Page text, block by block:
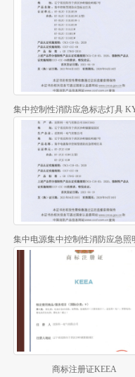
商标注册证KEEA